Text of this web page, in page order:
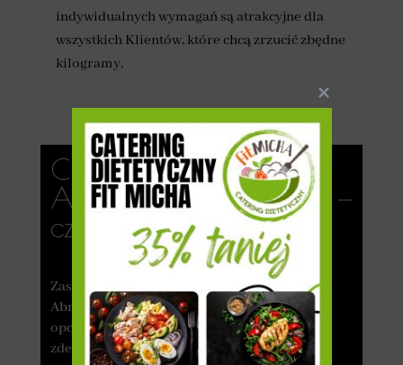
indywidualnych wymagań są atrakcyjne dla
wszystkich Klientów, które chcą zrzucić zbędne
kilogramy,
Catering pudełkowy
Abramowice Kościelne —
czy warto?
Zastanawiasz się, czy dieta pudełkowa w
Abramowicach Kościelnych to odpowiednia
opcja dla Ciebie? Zobacz, czemu warto
zdecydować się na skorzystanie z usług